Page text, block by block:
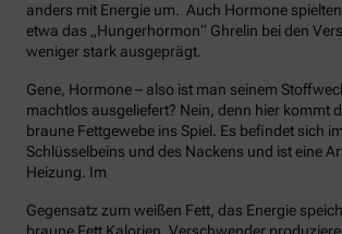
anders mit Energie um. Auch Hormone spielten
etwa das „Hungerhormon“ Ghrelin bei den
weniger stark ausgeprägt.
Gene, Hormone – also ist man seinem
machtlos ausgeliefert? Nein, denn hier kommt
braune Fettgewebe ins Spiel. Es befindet sich
Schlüsselbeins und des Nackens und ist eine
Heizung. Im
Gegensatz zum weißen Fett, das Energie